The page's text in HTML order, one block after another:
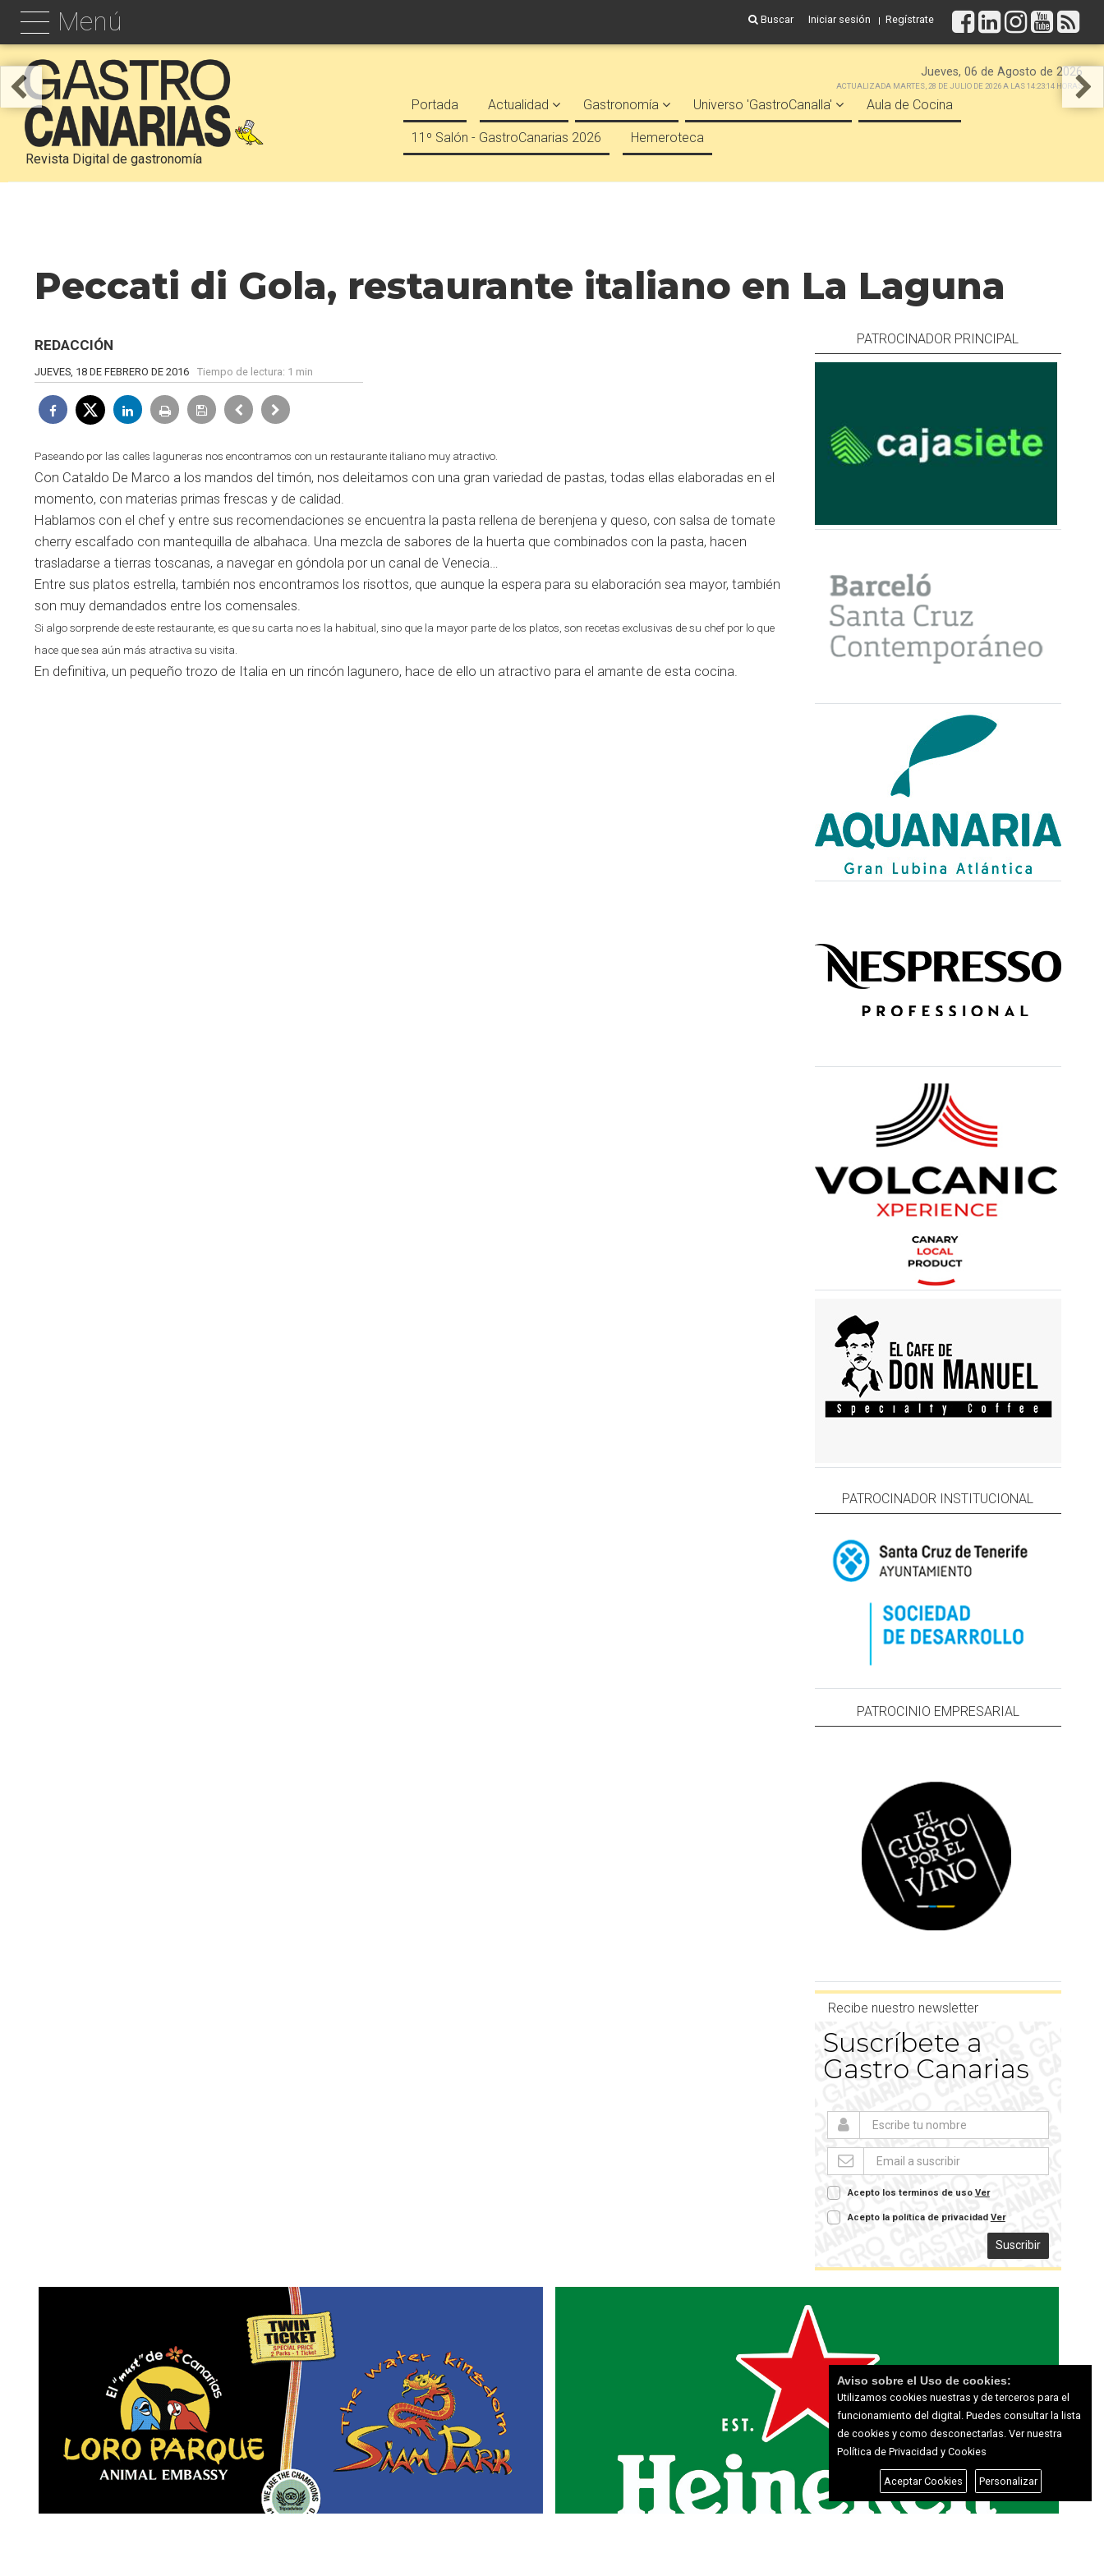
Menú Buscar Iniciar sesión Regístrate
Revista Digital de gastronomía
Jueves, 06 de Agosto de 2026
ACTUALIZADA MARTES, 28 DE JULIO DE 2026 A LAS 14:23:14 HORAS
Portada Actualidad Gastronomía Universo 'GastroCanalla' Aula de Cocina
11º Salón - GastroCanarias 2026 Hemeroteca
Peccati di Gola, restaurante italiano en La Laguna
REDACCIÓN
JUEVES, 18 DE FEBRERO DE 2016 Tiempo de lectura: 1 min
Paseando por las calles laguneras nos encontramos con un restaurante italiano muy atractivo.
Con Cataldo De Marco a los mandos del timón, nos deleitamos con una gran variedad de pastas, todas ellas elaboradas en el
momento, con materias primas frescas y de calidad.
Hablamos con el chef y entre sus recomendaciones se encuentra la pasta rellena de berenjena y queso, con salsa de tomate
cherry escalfado con mantequilla de albahaca. Una mezcla de sabores de la huerta que combinados con la pasta, hacen
trasladarse a tierras toscanas, a navegar en góndola por un canal de Venecia…
Entre sus platos estrella, también nos encontramos los risottos, que aunque la espera para su elaboración sea mayor, también
son muy demandados entre los comensales.
Si algo sorprende de este restaurante, es que su carta no es la habitual, sino que la mayor parte de los platos, son recetas exclusivas de su chef por lo que
hace que sea aún más atractiva su visita.
En definitiva, un pequeño trozo de Italia en un rincón lagunero, hace de ello un atractivo para el amante de esta cocina.
PATROCINADOR PRINCIPAL
PATROCINADOR INSTITUCIONAL
PATROCINIO EMPRESARIAL
Recibe nuestro newsletter
Suscríbete a
Gastro Canarias
Acepto los terminos de uso Ver
Acepto la política de privacidad Ver
Suscribir
Aviso sobre el Uso de cookies:
Utilizamos cookies nuestras y de terceros para el
funcionamiento del digital. Puedes consultar la lista
de cookies y como desconectarlas. Ver nuestra
Política de Privacidad y Cookies
Aceptar Cookies Personalizar